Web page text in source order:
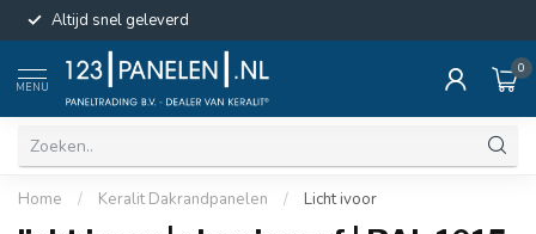
Altijd snel geleverd
MENU
0
Home / Keralit Dakrandpanelen / Licht ivoor